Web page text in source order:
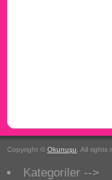
Copyright © Okunuşu . All rights
Kategoriler -->